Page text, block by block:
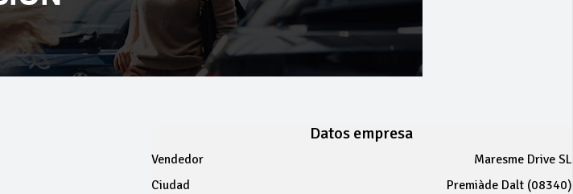
Datos empresa
Vendedor
Maresme Drive SL
Ciudad
Premiàde Dalt (08340)